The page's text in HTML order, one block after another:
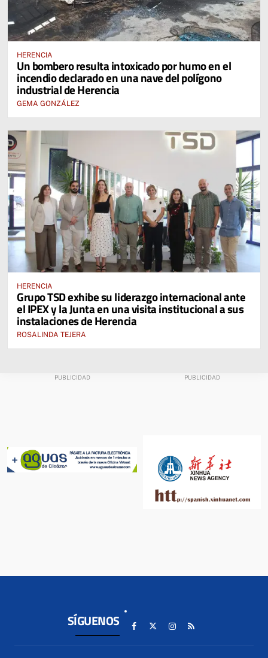
HERENCIA
Un bombero resulta intoxicado por humo en el
incendio declarado en una nave del polígono
industrial de Herencia
GEMA GONZÁLEZ
HERENCIA
Grupo TSD exhibe su liderazgo internacional ante
el IPEX y la Junta en una visita institucional a sus
instalaciones de Herencia
ROSALINDA TEJERA
SÍGUENOS